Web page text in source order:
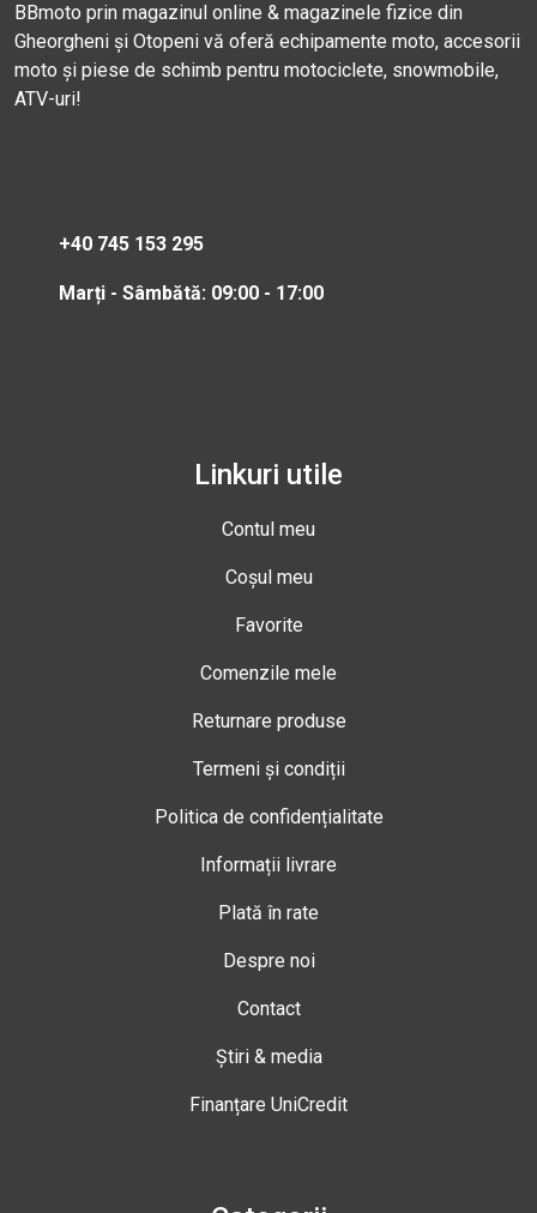
BBmoto prin magazinul online & magazinele fizice din
Gheorgheni și Otopeni vă oferă echipamente moto, accesorii
moto și piese de schimb pentru motociclete, snowmobile,
ATV-uri!
+40 745 153 295
Marți - Sâmbătă: 09:00 - 17:00
Linkuri utile
Contul meu
Coșul meu
Favorite
Comenzile mele
Returnare produse
Termeni și condiții
Politica de confidențialitate
Informații livrare
Plată în rate
Despre noi
Contact
Știri & media
Finanțare UniCredit